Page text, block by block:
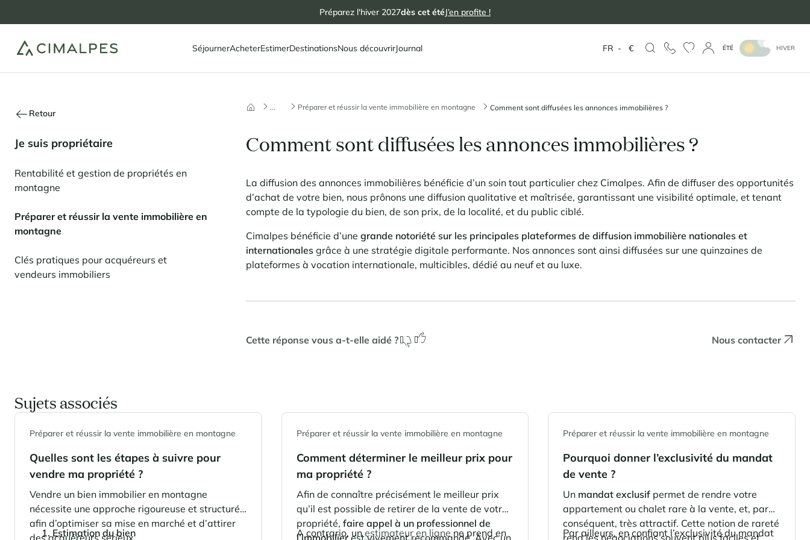
Préparez l'hiver 2027dès cet étéJ’en profite !
SéjournerAcheterEstimerDestinationsNous découvrirJournal FR - € ÉTÉ HIVER
Retour
Je suis propriétaire
Rentabilité et gestion de propriétés en
montagne
Préparer et réussir la vente immobilière en
montagne
Clés pratiques pour acquéreurs et
vendeurs immobiliers
... Préparer et réussir la vente immobilière en montagne Comment sont diffusées les annonces immobilières ?
Comment sont diffusées les annonces immobilières ?
La diffusion des annonces immobilières bénéficie d’un soin tout particulier chez Cimalpes. Afin de diffuser des opportunités
d’achat de votre bien, nous prônons une diffusion qualitative et maîtrisée, garantissant une visibilité optimale, et tenant
compte de la typologie du bien, de son prix, de la localité, et du public ciblé.
Cimalpes bénéficie d’une grande notoriété sur les principales plateformes de diffusion immobilière nationales et
internationales grâce à une stratégie digitale performante. Nos annonces sont ainsi diffusées sur une quinzaines de
plateformes à vocation internationale, multicibles, dédié au neuf et au luxe.
Cette réponse vous a-t-elle aidé ? Nous contacter
Sujets associés
Préparer et réussir la vente immobilière en montagne
Quelles sont les étapes à suivre pour
vendre ma propriété ?
Vendre un bien immobilier en montagne
nécessite une approche rigoureuse et structurée
afin d’optimiser sa mise en marché et d’attirer
des acquéreurs sérieux.
1. Estimation du bien
Préparer et réussir la vente immobilière en montagne
Comment déterminer le meilleur prix pour
ma propriété ?
Afin de connaître précisément le meilleur prix
qu’il est possible de retirer de la vente de votre
propriété, faire appel à un professionnel de
l’immobilierest vivement recommandé. Avec un
A contrario, unestimateur en ligne ne prend en
Préparer et réussir la vente immobilière en montagne
Pourquoi donner l’exclusivité du mandat
de vente ?
Un mandat exclusif permet de rendre votre
appartement ou chalet rare à la vente, et, par
conséquent, très attractif. Cette notion de rareté
rend les négociations souvent plus faciles et
Par ailleurs, en confiant l’exclusivité du mandat